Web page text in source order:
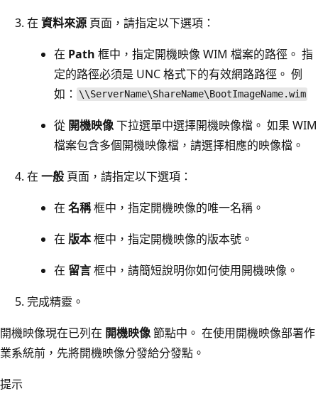
在 資料來源 頁面，請指定以下選項：
在 Path 框中，指定開機映像 WIM 檔案的路徑。 指
定的路徑必須是 UNC 格式下的有效網路路徑。 例
如：
\\ServerName\ShareName\BootImageName.wim
從 開機映像下拉選單中選擇開機映像檔。 如果 WIM
檔案包含多個開機映像檔，請選擇相應的映像檔。
在 一般 頁面，請指定以下選項：
在 名稱框中，指定開機映像的唯一名稱。
在 版本框中，指定開機映像的版本號。
在 留言框中，請簡短說明你如何使用開機映像。
完成精靈。
開機映像現在已列在 開機映像節點中。 在使用開機映像部署作
業系統前，先將開機映像分發給分發點。
提示